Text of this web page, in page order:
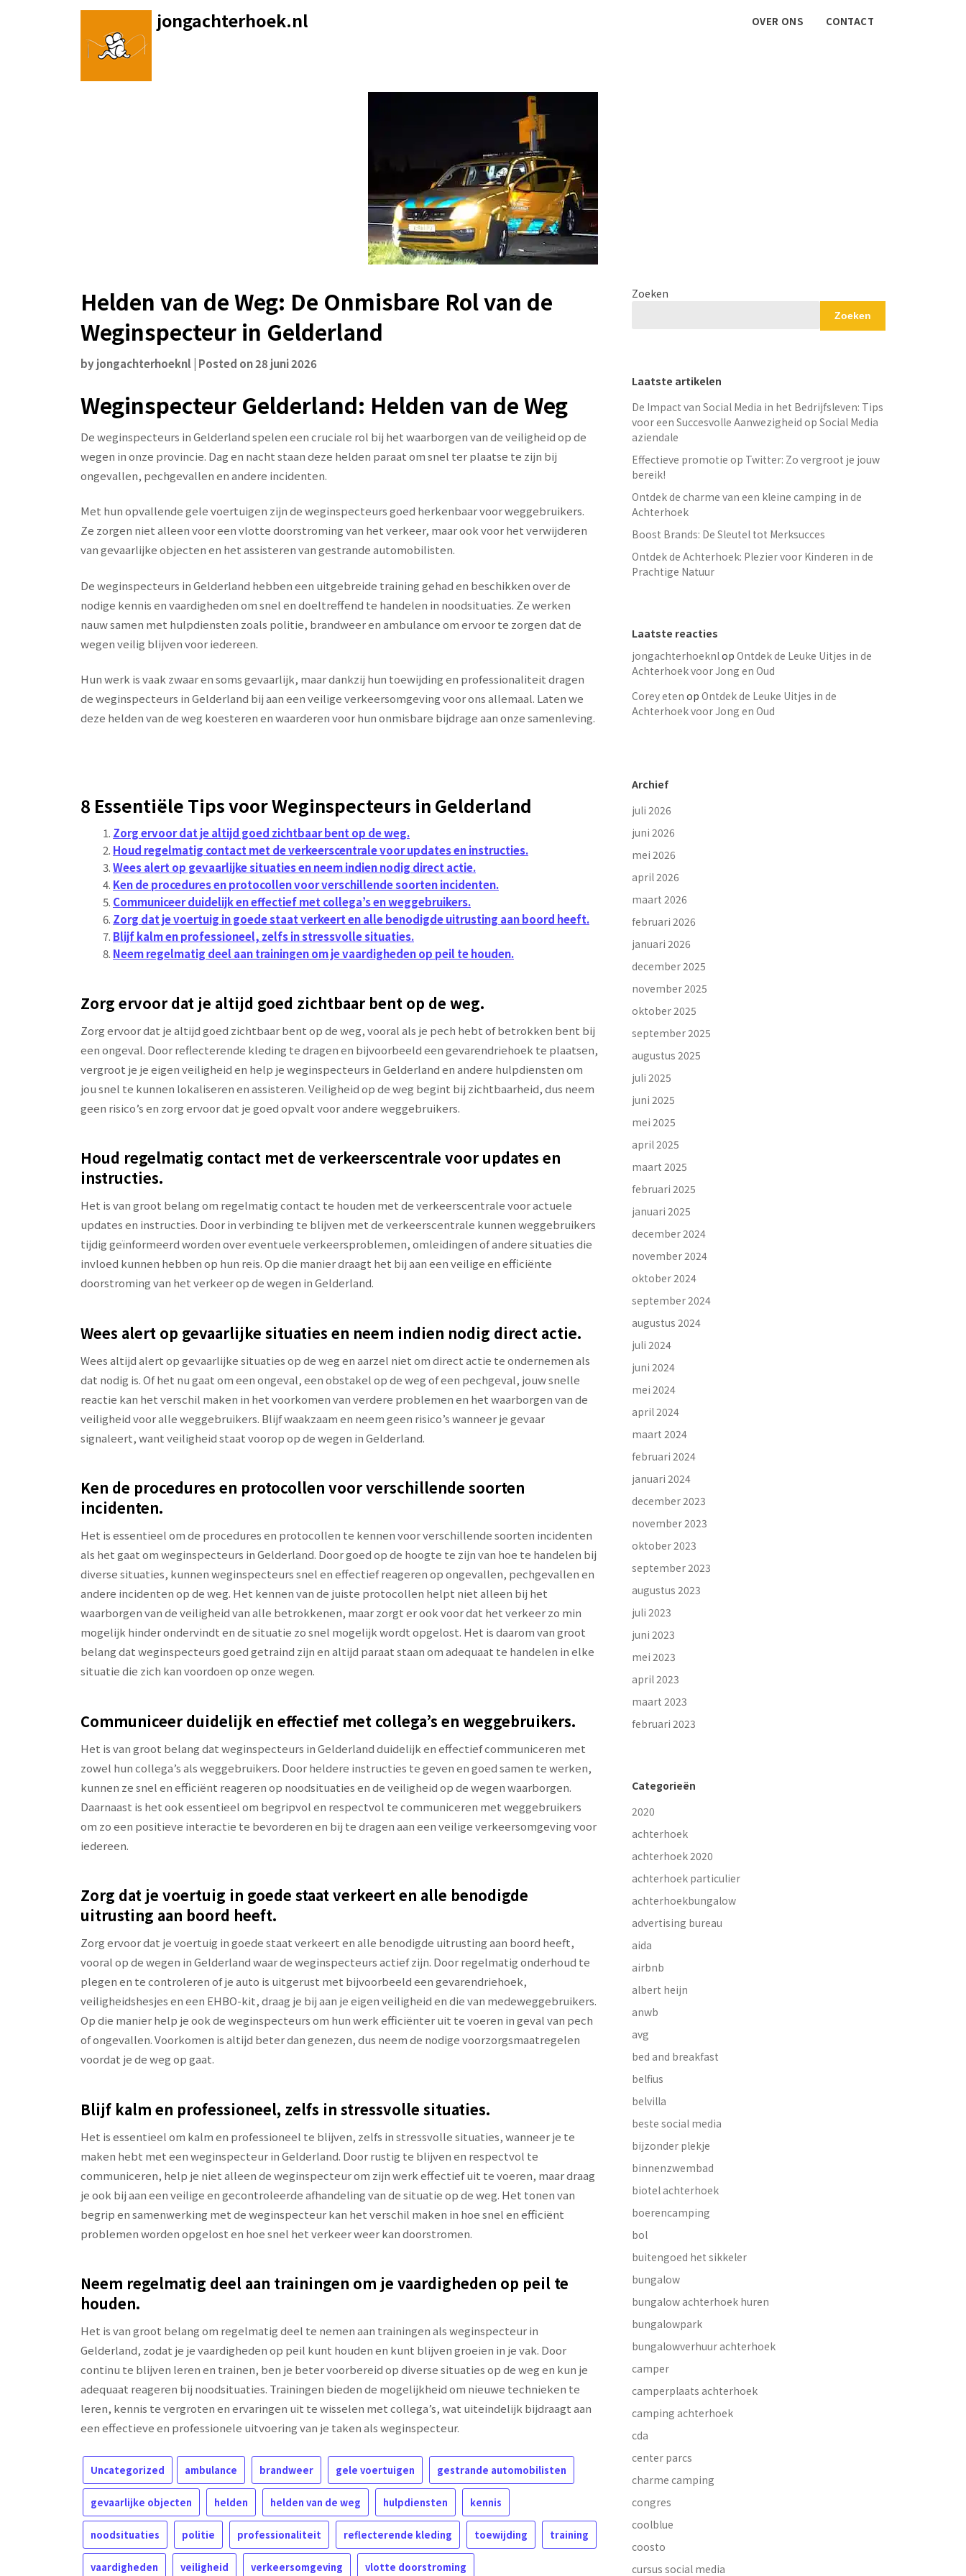
jongachterhoek.nl OVER ONS CONTACT
Helden van de Weg: De Onmisbare Rol van de
Weginspecteur in Gelderland
byjongachterhoeknl Posted on28 juni 2026
Weginspecteur Gelderland: Helden van de Weg
De weginspecteurs in Gelderland spelen een cruciale rol bij het waarborgen van de veiligheid op de
wegen in onze provincie. Dag en nacht staan deze helden paraat om snel ter plaatse te zijn bij
ongevallen, pechgevallen en andere incidenten.
Met hun opvallende gele voertuigen zijn de weginspecteurs goed herkenbaar voor weggebruikers.
Ze zorgen niet alleen voor een vlotte doorstroming van het verkeer, maar ook voor het verwijderen
van gevaarlijke objecten en het assisteren van gestrande automobilisten.
De weginspecteurs in Gelderland hebben een uitgebreide training gehad en beschikken over de
nodige kennis en vaardigheden om snel en doeltreffend te handelen in noodsituaties. Ze werken
nauw samen met hulpdiensten zoals politie, brandweer en ambulance om ervoor te zorgen dat de
wegen veilig blijven voor iedereen.
Hun werk is vaak zwaar en soms gevaarlijk, maar dankzij hun toewijding en professionaliteit dragen
de weginspecteurs in Gelderland bij aan een veilige verkeersomgeving voor ons allemaal. Laten we
deze helden van de weg koesteren en waarderen voor hun onmisbare bijdrage aan onze samenleving.
8 Essentiële Tips voor Weginspecteurs in Gelderland
Zorg ervoor dat je altijd goed zichtbaar bent op de weg.
Houd regelmatig contact met de verkeerscentrale voor updates en instructies.
Wees alert op gevaarlijke situaties en neem indien nodig direct actie.
Ken de procedures en protocollen voor verschillende soorten incidenten.
Communiceer duidelijk en effectief met collega’s en weggebruikers.
Zorg dat je voertuig in goede staat verkeert en alle benodigde uitrusting aan boord heeft.
Blijf kalm en professioneel, zelfs in stressvolle situaties.
Neem regelmatig deel aan trainingen om je vaardigheden op peil te houden.
Zorg ervoor dat je altijd goed zichtbaar bent op de weg.
Zorg ervoor dat je altijd goed zichtbaar bent op de weg, vooral als je pech hebt of betrokken bent bij
een ongeval. Door reflecterende kleding te dragen en bijvoorbeeld een gevarendriehoek te plaatsen,
vergroot je je eigen veiligheid en help je weginspecteurs in Gelderland en andere hulpdiensten om
jou snel te kunnen lokaliseren en assisteren. Veiligheid op de weg begint bij zichtbaarheid, dus neem
geen risico’s en zorg ervoor dat je goed opvalt voor andere weggebruikers.
Houd regelmatig contact met de verkeerscentrale voor updates en
instructies.
Het is van groot belang om regelmatig contact te houden met de verkeerscentrale voor actuele
updates en instructies. Door in verbinding te blijven met de verkeerscentrale kunnen weggebruikers
tijdig geïnformeerd worden over eventuele verkeersproblemen, omleidingen of andere situaties die
invloed kunnen hebben op hun reis. Op die manier draagt het bij aan een veilige en efficiënte
doorstroming van het verkeer op de wegen in Gelderland.
Wees alert op gevaarlijke situaties en neem indien nodig direct actie.
Wees altijd alert op gevaarlijke situaties op de weg en aarzel niet om direct actie te ondernemen als
dat nodig is. Of het nu gaat om een ongeval, een obstakel op de weg of een pechgeval, jouw snelle
reactie kan het verschil maken in het voorkomen van verdere problemen en het waarborgen van de
veiligheid voor alle weggebruikers. Blijf waakzaam en neem geen risico’s wanneer je gevaar
signaleert, want veiligheid staat voorop op de wegen in Gelderland.
Ken de procedures en protocollen voor verschillende soorten
incidenten.
Het is essentieel om de procedures en protocollen te kennen voor verschillende soorten incidenten
als het gaat om weginspecteurs in Gelderland. Door goed op de hoogte te zijn van hoe te handelen bij
diverse situaties, kunnen weginspecteurs snel en effectief reageren op ongevallen, pechgevallen en
andere incidenten op de weg. Het kennen van de juiste protocollen helpt niet alleen bij het
waarborgen van de veiligheid van alle betrokkenen, maar zorgt er ook voor dat het verkeer zo min
mogelijk hinder ondervindt en de situatie zo snel mogelijk wordt opgelost. Het is daarom van groot
belang dat weginspecteurs goed getraind zijn en altijd paraat staan om adequaat te handelen in elke
situatie die zich kan voordoen op onze wegen.
Communiceer duidelijk en effectief met collega’s en weggebruikers.
Het is van groot belang dat weginspecteurs in Gelderland duidelijk en effectief communiceren met
zowel hun collega’s als weggebruikers. Door heldere instructies te geven en goed samen te werken,
kunnen ze snel en efficiënt reageren op noodsituaties en de veiligheid op de wegen waarborgen.
Daarnaast is het ook essentieel om begripvol en respectvol te communiceren met weggebruikers
om zo een positieve interactie te bevorderen en bij te dragen aan een veilige verkeersomgeving voor
iedereen.
Zorg dat je voertuig in goede staat verkeert en alle benodigde
uitrusting aan boord heeft.
Zorg ervoor dat je voertuig in goede staat verkeert en alle benodigde uitrusting aan boord heeft,
vooral op de wegen in Gelderland waar de weginspecteurs actief zijn. Door regelmatig onderhoud te
plegen en te controleren of je auto is uitgerust met bijvoorbeeld een gevarendriehoek,
veiligheidshesjes en een EHBO-kit, draag je bij aan je eigen veiligheid en die van medeweggebruikers.
Op die manier help je ook de weginspecteurs om hun werk efficiënter uit te voeren in geval van pech
of ongevallen. Voorkomen is altijd beter dan genezen, dus neem de nodige voorzorgsmaatregelen
voordat je de weg op gaat.
Blijf kalm en professioneel, zelfs in stressvolle situaties.
Het is essentieel om kalm en professioneel te blijven, zelfs in stressvolle situaties, wanneer je te
maken hebt met een weginspecteur in Gelderland. Door rustig te blijven en respectvol te
communiceren, help je niet alleen de weginspecteur om zijn werk effectief uit te voeren, maar draag
je ook bij aan een veilige en gecontroleerde afhandeling van de situatie op de weg. Het tonen van
begrip en samenwerking met de weginspecteur kan het verschil maken in hoe snel en efficiënt
problemen worden opgelost en hoe snel het verkeer weer kan doorstromen.
Neem regelmatig deel aan trainingen om je vaardigheden op peil te
houden.
Het is van groot belang om regelmatig deel te nemen aan trainingen als weginspecteur in
Gelderland, zodat je je vaardigheden op peil kunt houden en kunt blijven groeien in je vak. Door
continu te blijven leren en trainen, ben je beter voorbereid op diverse situaties op de weg en kun je
adequaat reageren bij noodsituaties. Trainingen bieden de mogelijkheid om nieuwe technieken te
leren, kennis te vergroten en ervaringen uit te wisselen met collega’s, wat uiteindelijk bijdraagt aan
een effectieve en professionele uitvoering van je taken als weginspecteur.
Uncategorized ambulance brandweer gele voertuigen gestrande automobilisten
gevaarlijke objecten helden helden van de weg hulpdiensten kennis
noodsituaties politie professionaliteit reflecterende kleding toewijding training
vaardigheden veiligheid verkeersomgeving vlotte doorstroming
Zoeken
Zoeken
Laatste artikelen
De Impact van Social Media in het Bedrijfsleven: Tips
voor een Succesvolle Aanwezigheid op Social Media
aziendale
Effectieve promotie op Twitter: Zo vergroot je jouw
bereik!
Ontdek de charme van een kleine camping in de
Achterhoek
Boost Brands: De Sleutel tot Merksucces
Ontdek de Achterhoek: Plezier voor Kinderen in de
Prachtige Natuur
Laatste reacties
jongachterhoeknlop Ontdek de Leuke Uitjes in de
Achterhoek voor Jong en Oud
Corey eten op Ontdek de Leuke Uitjes in de
Achterhoek voor Jong en Oud
Archief
juli 2026
juni 2026
mei 2026
april 2026
maart 2026
februari 2026
januari 2026
december 2025
november 2025
oktober 2025
september 2025
augustus 2025
juli 2025
juni 2025
mei 2025
april 2025
maart 2025
februari 2025
januari 2025
december 2024
november 2024
oktober 2024
september 2024
augustus 2024
juli 2024
juni 2024
mei 2024
april 2024
maart 2024
februari 2024
januari 2024
december 2023
november 2023
oktober 2023
september 2023
augustus 2023
juli 2023
juni 2023
mei 2023
april 2023
maart 2023
februari 2023
Categorieën
2020
achterhoek
achterhoek 2020
achterhoek particulier
achterhoekbungalow
advertising bureau
aida
airbnb
albert heijn
anwb
avg
bed and breakfast
belfius
belvilla
beste social media
bijzonder plekje
binnenzwembad
biotel achterhoek
boerencamping
bol
buitengoed het sikkeler
bungalow
bungalow achterhoek huren
bungalowpark
bungalowverhuur achterhoek
camper
camperplaats achterhoek
camping achterhoek
cda
center parcs
charme camping
congres
coolblue
coosto
cursus social media